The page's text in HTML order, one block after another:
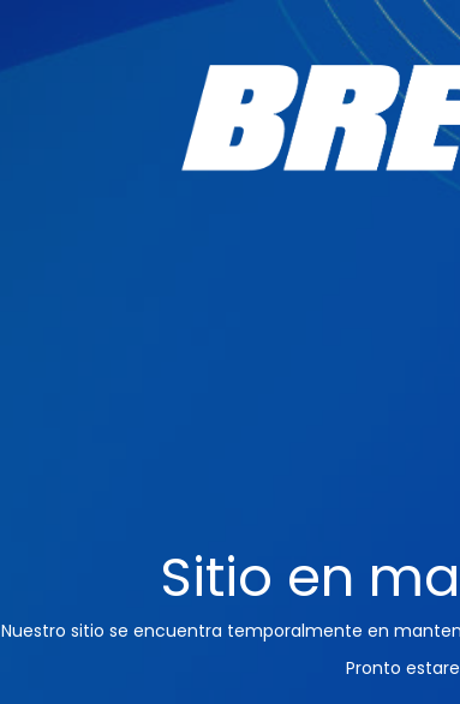
Sitio en
Nuestro sitio se encuentra temporalmente en
Pronto